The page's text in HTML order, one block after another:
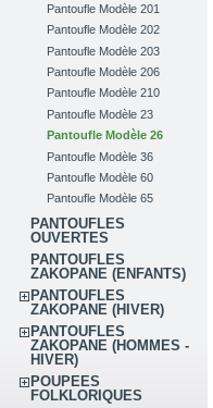
Pantoufle Modèle 201
Pantoufle Modèle 202
Pantoufle Modèle 203
Pantoufle Modèle 206
Pantoufle Modèle 210
Pantoufle Modèle 23
Pantoufle Modèle 26
Pantoufle Modèle 36
Pantoufle Modèle 60
Pantoufle Modèle 65
PANTOUFLES
OUVERTES
PANTOUFLES
ZAKOPANE (ENFANTS)
PANTOUFLES
ZAKOPANE (HIVER)
PANTOUFLES
ZAKOPANE (HOMMES -
HIVER)
POUPEES
FOLKLORIQUES